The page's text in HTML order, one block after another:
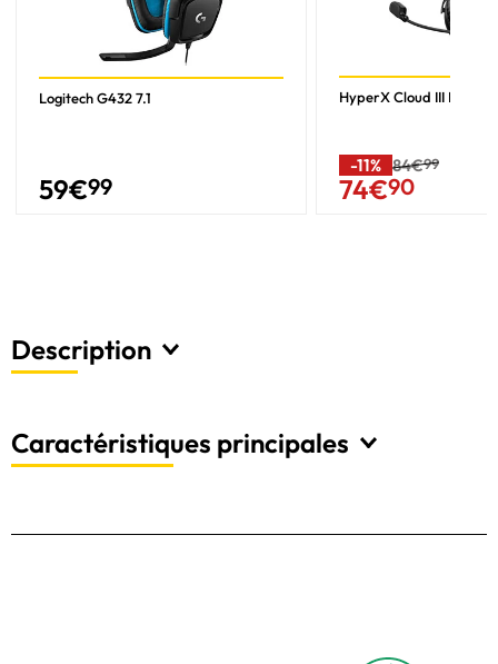
Description
Caractéristiques principales
Logitech G432 7.1
59€99
HyperX Cloud III Noir
-11% 84€99
74€90